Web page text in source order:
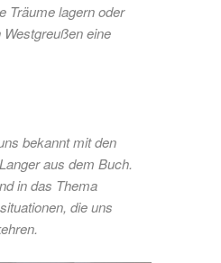
Träume lagern oder
eine
bekannt mit den
aus dem Buch.
in das Thema
die uns